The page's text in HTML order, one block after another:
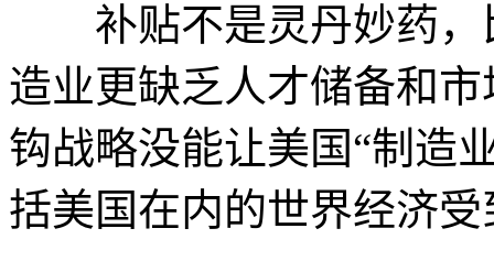
补贴不是灵丹妙药，
造业更缺乏人才储备和
钩战略没能让美国“制造
括美国在内的世界经济